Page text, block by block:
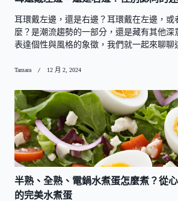
耳環戴左邊，還是右邊？耳環戴在左邊，或
麼？是潮流趨勢的一部分，還是藏有其他深
表達個性與風格的象徵，我們就一起來聊聊
Tamara 12 月 2, 2024
半熟、全熟、電鍋水煮蛋怎麼煮？從
的完美水煮蛋